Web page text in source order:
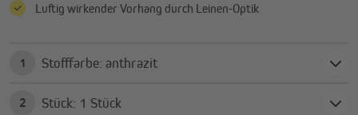
Luftig wirkender Vorhang durch Leinen-Optik
1 Stofffarbe: anthrazit
2 Stück: 1 Stück